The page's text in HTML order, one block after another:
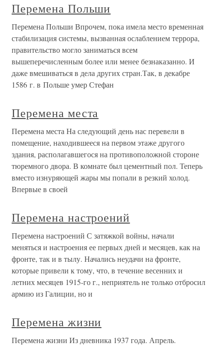
Перемена Польши
Перемена Польши Впрочем, пока имела место временная
стабилизация системы, вызванная ослаблением террора,
правительство могло заниматься всем
вышеперечисленным более или менее безнаказанно. И
даже вмешиваться в дела других стран.Так, в декабре
1586 г. в Польше умер Стефан
Перемена места
Перемена места На следующий день нас перевели в
помещение, находившееся на первом этаже другого
здания, располагавшегося на противоположной стороне
тюремного двора. В комнате был цементный пол. Теперь
вместо изнуряющей жары мы попали в резкий холод.
Впервые в своей
Перемена настроений
Перемена настроений С затяжкой войны, начали
меняться и настроения ее первых дней и месяцев, как на
фронте, так и в тылу. Начались неудачи на фронте,
которые привели к тому, что, в течение весенних и
летних месяцев 1915-го г., неприятель не только отбросил
армию из Галиции, но и
Перемена жизни
Перемена жизни Из дневника 1937 года. Апрель.